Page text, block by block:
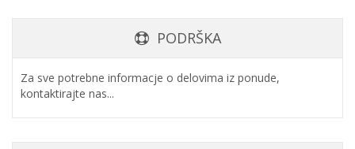
PODRŠKA
Za sve potrebne informacje o delovima iz ponude,
kontaktirajte nas...